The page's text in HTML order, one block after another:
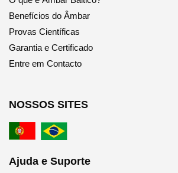
Benefícios do Âmbar
Provas Científicas
Garantia e Certificado
Entre em Contacto
NOSSOS SITES
Ajuda e Suporte